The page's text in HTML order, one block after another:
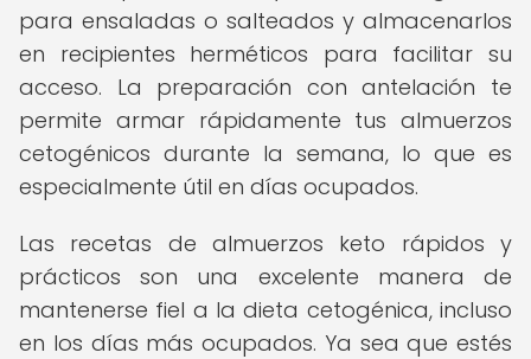
para ensaladas o salteados y almacenarlos
en recipientes herméticos para facilitar su
acceso. La preparación con antelación te
permite armar rápidamente tus almuerzos
cetogénicos durante la semana, lo que es
especialmente útil en días ocupados.
Las recetas de almuerzos keto rápidos y
prácticos son una excelente manera de
mantenerse fiel a la dieta cetogénica, incluso
en los días más ocupados. Ya sea que estés